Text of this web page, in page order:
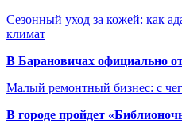
Сезонный уход за кожей: как
климат
В Барановичах официально
Малый ремонтный бизнес: с
В городе пройдет